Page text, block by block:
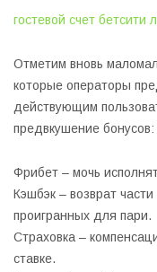
гостевой счет бетсити
Отметим вновь
которые операторы
действующим
предвкушение бонусов:
Фрибет – мочь
Кэшбэк – возврат
проигранных для пари.
Страховка –
ставке.